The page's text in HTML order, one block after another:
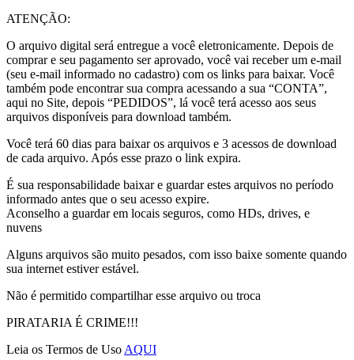
ATENÇÃO:
O arquivo digital será entregue a você eletronicamente. Depois de
comprar e seu pagamento ser aprovado, você vai receber um e-mail
(seu e-mail informado no cadastro) com os links para baixar. Você
também pode encontrar sua compra acessando a sua “CONTA”,
aqui no Site, depois “PEDIDOS”, lá você terá acesso aos seus
arquivos disponíveis para download também.
Você terá 60 dias para baixar os arquivos e 3 acessos de download
de cada arquivo. Após esse prazo o link expira.
É sua responsabilidade baixar e guardar estes arquivos no período
informado antes que o seu acesso expire.
Aconselho a guardar em locais seguros, como HDs, drives, e
nuvens
Alguns arquivos são muito pesados, com isso baixe somente quando
sua internet estiver estável.
Não é permitido compartilhar esse arquivo ou troca
PIRATARIA É CRIME!!!
Leia os Termos de Uso AQUI